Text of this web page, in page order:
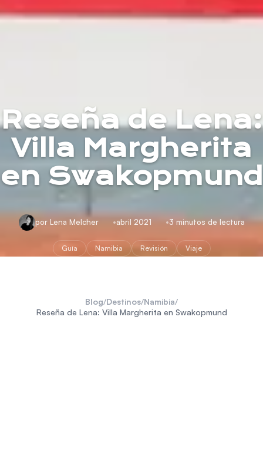
Reseña de Lena:
Villa Margherita
en Swakopmund
por Lena Melcher abril 2021 3 minutos de lectura
Guía Namibia Revisión Viaje
Blog/Destinos/Namibia/
Reseña de Lena: Villa Margherita en Swakopmund